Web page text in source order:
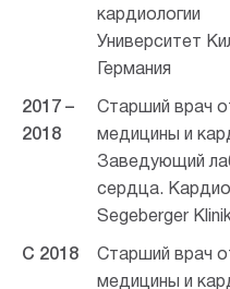
кардиологии
Университет
Германия
2017 –
2018
Старший врач
медицины и
Заведующий
сердца.
Segeberger
С 2018
Старший врач
медицины и